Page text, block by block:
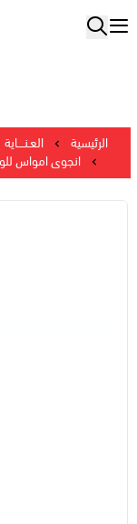
الرئيسية العـنــــاية
انجوى امواس للوجة